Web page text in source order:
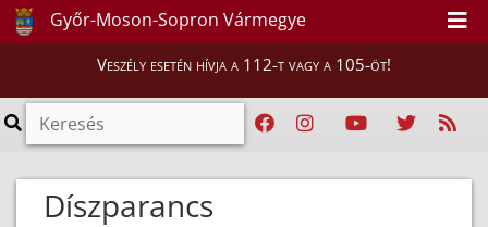
Győr-Moson-Sopron Vármegye
Veszély esetén hívja a 112-t vagy a 105-öt!
Díszparancs